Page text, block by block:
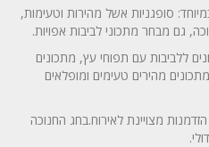
סופגניות אשל מהירות וטעימות,
גם מבחר מתכוני לביבות אפויות.
ללביבות עם תפוחי עץ, מתכונים
מהירים טעימים ומופלאים
מצויינת לאירוח.בחג החנוכה